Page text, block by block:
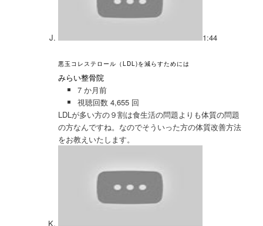
1:44
悪玉コレステロール（LDL)を減らすためには
みらい整骨院
7 か月前
視聴回数 4,655 回
LDLが多い方の９割は食生活の問題よりも体質の問題
の方なんですね。なのでそういった方の体質改善方法
をお教えいたします。